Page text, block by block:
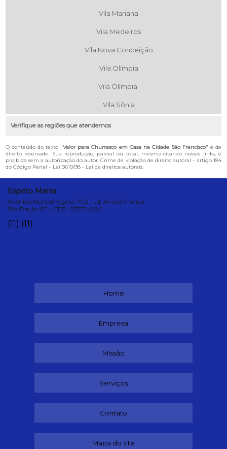
Vila Mariana
Vila Medeiros
Vila Nova Conceição
Vila Olímpia
Vila Olímpia
Vila Sônia
Verifique as regiões que atendemos
O conteúdo do texto "Valor para Churrasco em Casa na Cidade São Francisco" é de
direito reservado. Sua reprodução, parcial ou total, mesmo citando nossos links, é
proibida sem a autorização do autor. Crime de violação de direito autoral – artigo 184
do Código Penal – Lei 9610/98 - Lei de direitos autorais.
Espeto Mania
Avenida Montemagno, 702 - Jd. Anália Franco
São Paulo-SP - CEP: 03371-000
(11) (11)
Home
Empresa
Missão
Serviços
Contato
Mapa do site